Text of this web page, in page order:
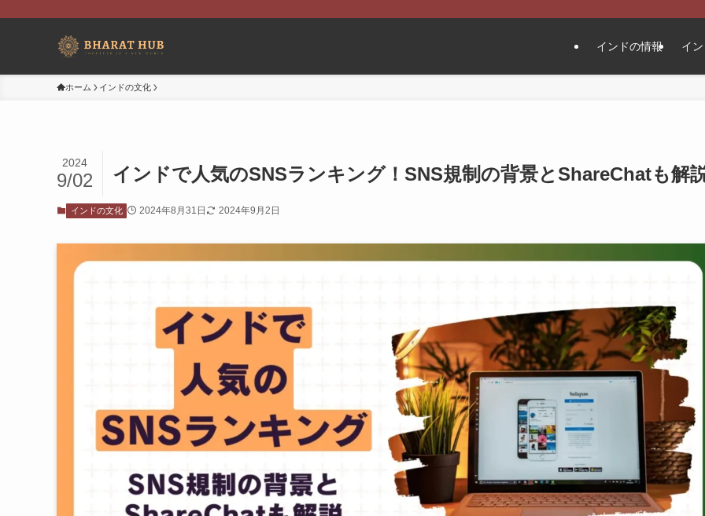
インドの情報 イ
ホーム インドの文化
インドで人気のSNSランキング！SNS規制の背景とShareChatも解
2024
9/02
インドの文化 2024年8月31日 2024年9月2日